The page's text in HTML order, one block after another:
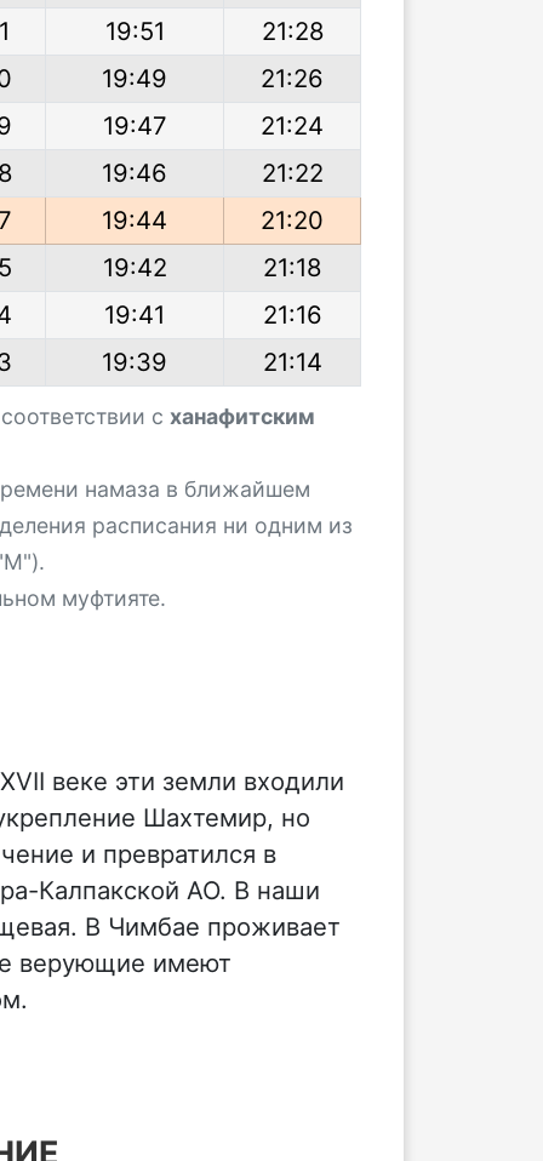
19:51
21:28
19:49
21:26
19:47
21:24
19:46
21:22
19:44
21:20
19:42
21:18
19:41
21:16
19:39 21:14
с ханафитским
намаза в ближайшем
расписания ни одним из
муфтияте.
веке эти земли входили
Шахтемир, но
и превратился в
Калпакской АО. В наши
В Чимбае проживает
верующие имеют